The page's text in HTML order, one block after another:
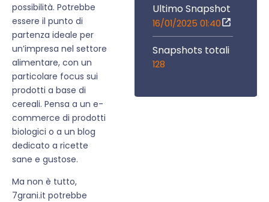
possibilità. Potrebbe
essere il punto di
partenza ideale per
un’impresa nel settore
alimentare, con un
particolare focus sui
prodotti a base di
cereali. Pensa a un e-
commerce di prodotti
biologici o a un blog
dedicato a ricette
sane e gustose.
Ma non è tutto,
7grani.it potrebbe
Ultimo Snapshot
16/01/2025 01:40
Snapshots totali
128